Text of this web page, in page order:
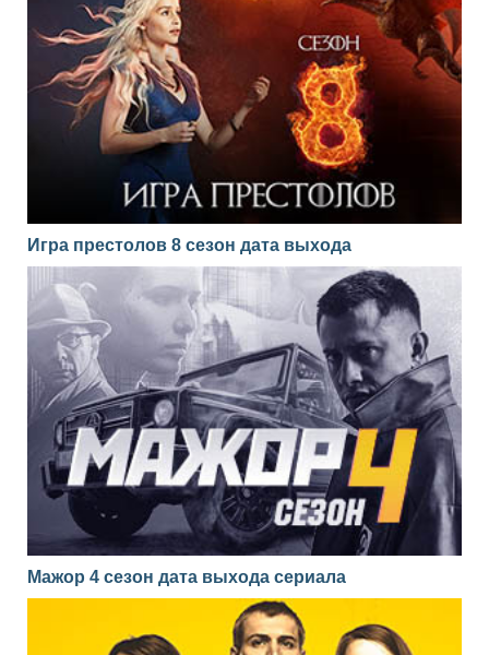
Игра престолов 8 сезон дата выхода
Мажор 4 сезон дата выхода сериала